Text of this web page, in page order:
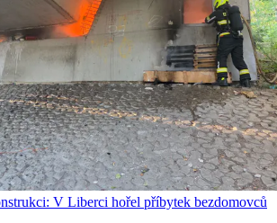
V Liberci hořel příbytek bezdomovců